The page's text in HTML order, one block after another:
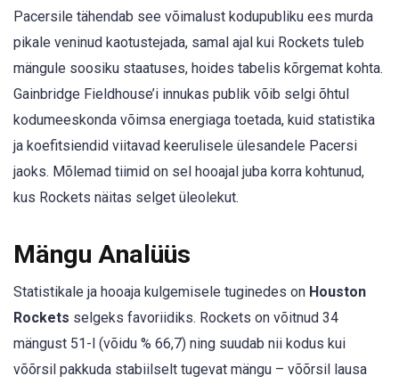
Pacersile tähendab see võimalust kodupubliku ees murda
pikale veninud kaotustejada, samal ajal kui Rockets tuleb
mängule soosiku staatuses, hoides tabelis kõrgemat kohta.
Gainbridge Fieldhouse’i innukas publik võib selgi õhtul
kodumeeskonda võimsa energiaga toetada, kuid statistika
ja koefitsiendid viitavad keerulisele ülesandele Pacersi
jaoks. Mõlemad tiimid on sel hooajal juba korra kohtunud,
kus Rockets näitas selget üleolekut.
Mängu Analüüs
Statistikale ja hooaja kulgemisele tuginedes on Houston
Rockets selgeks favoriidiks. Rockets on võitnud 34
mängust 51-l (võidu % 66,7) ning suudab nii kodus kui
võõrsil pakkuda stabiilselt tugevat mängu – võõrsil lausa